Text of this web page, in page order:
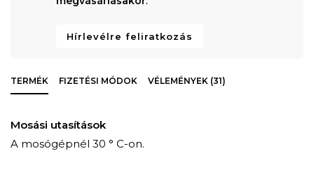
Hírlevélre feliratkozás
TERMÉK FIZETÉSI MÓDOK VÉLEMÉNYEK (31)
Mosási utasítások
A mosógépnél 30 ° C-on.